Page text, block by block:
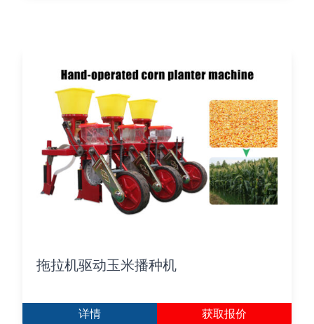
拖拉机驱动玉米播种机
详情 获取报价